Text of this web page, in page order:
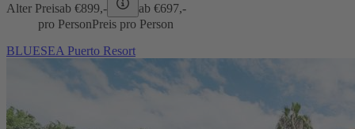
Alter Preisab €899,- ab €697,-
pro PersonPreis pro Person
BLUESEA Puerto Resort